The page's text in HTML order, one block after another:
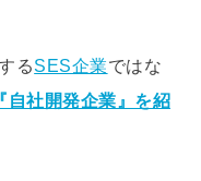
るSES企業ではな
自社開発企業』を紹